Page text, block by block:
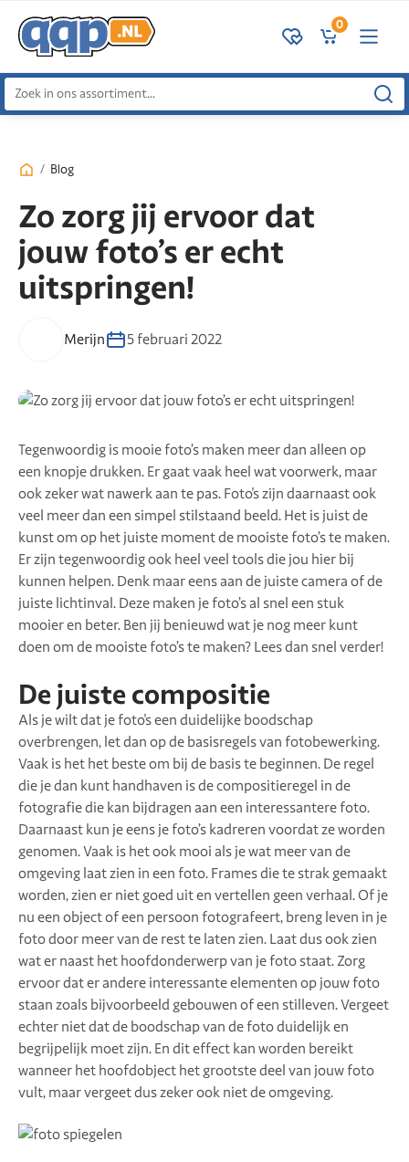
0
Zoeken
naar:
/ Blog
Zo zorg jij ervoor dat
jouw foto’s er echt
uitspringen!
Merijn 5 februari 2022
Tegenwoordig is mooie foto’s maken meer dan alleen op
een knopje drukken. Er gaat vaak heel wat voorwerk, maar
ook zeker wat nawerk aan te pas. Foto's zijn daarnaast ook
veel meer dan een simpel stilstaand beeld. Het is juist de
kunst om op het juiste moment de mooiste foto’s te maken.
Er zijn tegenwoordig ook heel veel tools die jou hier bij
kunnen helpen. Denk maar eens aan de juiste camera of de
juiste lichtinval. Deze maken je foto’s al snel een stuk
mooier en beter. Ben jij benieuwd wat je nog meer kunt
doen om de mooiste foto’s te maken? Lees dan snel verder!
De juiste compositie
Als je wilt dat je foto's een duidelijke boodschap
overbrengen, let dan op de basisregels van fotobewerking.
Vaak is het het beste om bij de basis te beginnen. De regel
die je dan kunt handhaven is de compositieregel in de
fotografie die kan bijdragen aan een interessantere foto.
Daarnaast kun je eens je foto’s kadreren voordat ze worden
genomen. Vaak is het ook mooi als je wat meer van de
omgeving laat zien in een foto. Frames die te strak gemaakt
worden, zien er niet goed uit en vertellen geen verhaal. Of je
nu een object of een persoon fotografeert, breng leven in je
foto door meer van de rest te laten zien. Laat dus ook zien
wat er naast het hoofdonderwerp van je foto staat. Zorg
ervoor dat er andere interessante elementen op jouw foto
staan zoals bijvoorbeeld gebouwen of een stilleven. Vergeet
echter niet dat de boodschap van de foto duidelijk en
begrijpelijk moet zijn. En dit effect kan worden bereikt
wanneer het hoofdobject het grootste deel van jouw foto
vult, maar vergeet dus zeker ook niet de omgeving.